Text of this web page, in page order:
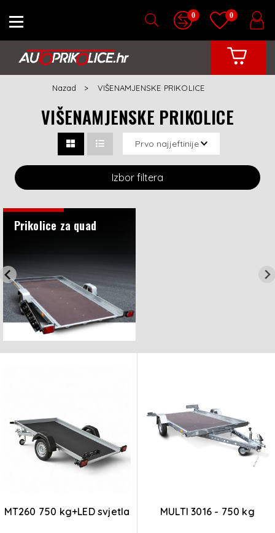
0 0
Nazad VIŠENAMJENSKE PRIKOLICE
VIŠENAMJENSKE PRIKOLICE
Izbor filtera
Prikolice za quad
MT260 750 kg+LED svjetla MULTI 3016 - 750 kg